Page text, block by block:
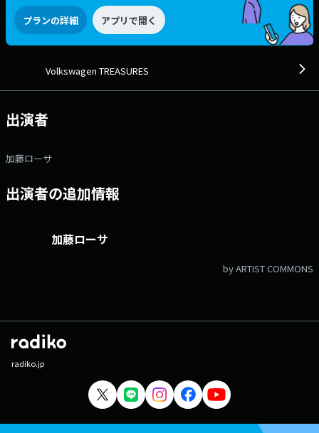
プランの詳細 アプリで開く
Volkswagen TREASURES
出演者
加藤ローサ
出演者の追加情報
加藤ローサ
by ARTIST COMMONS
radiko.jp